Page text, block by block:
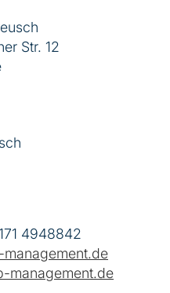
Str. 12
4948842
management.de